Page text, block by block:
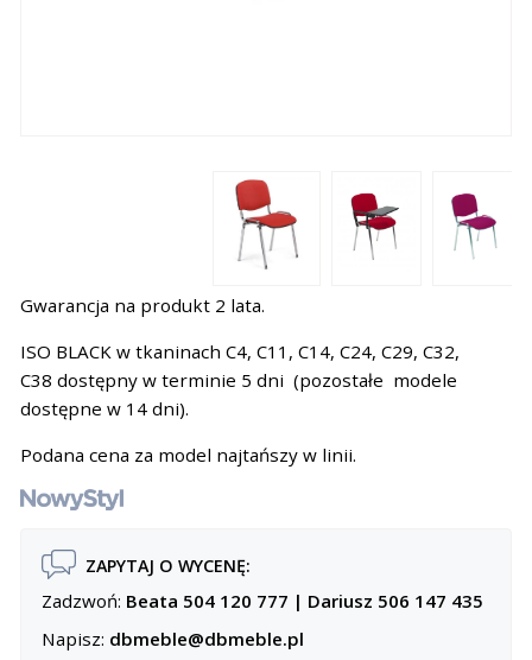
Gwarancja na produkt 2 lata.
ISO BLACK w tkaninach C4, C11, C14, C24, C29, C32,
C38 dostępny w terminie 5 dni (pozostałe modele
dostępne w 14 dni).
Podana cena za model najtańszy w linii.
ZAPYTAJ O WYCENĘ:
Zadzwoń: Beata 504 120 777 | Dariusz 506 147 435
Napisz: dbmeble@dbmeble.pl